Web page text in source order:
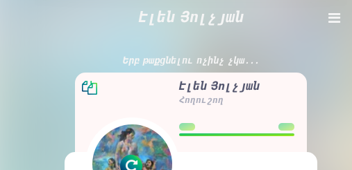
Էլեն Յոլչյան
Երբ թաքցնելու ոչինչ չկա․․․
Էլեն Յոլչյան
Հողուշող
00:00 00:00